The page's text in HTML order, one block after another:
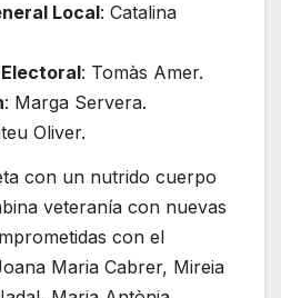
Local: Catalina
: Tomàs Amer.
: Marga Servera.
Oliver.
con un nutrido cuerpo
veteranía con nuevas
con el
Maria Cabrer, Mireia